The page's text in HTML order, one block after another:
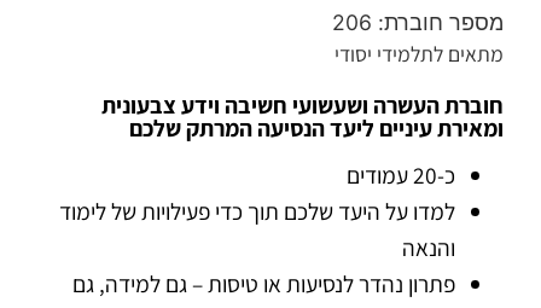
מספר חוברת: 206
מתאים לתלמידי יסודי
חוברת העשרה ושעשועי חשיבה וידע צבעונית
ומאירת עיניים ליעד הנסיעה המרתק שלכם
כ-20 עמודים
למדו על היעד שלכם תוך כדי פעילויות של לימוד
והנאה
פתרון נהדר לנסיעות או טיסות – גם למידה, גם